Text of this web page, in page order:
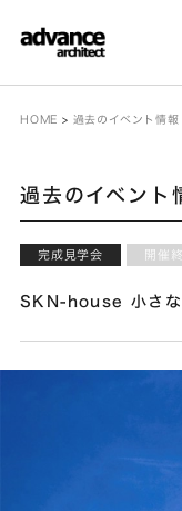
HOME > 過去のイベント情報
過去のイベント
完成見学会 開催
SKN-house 小さな